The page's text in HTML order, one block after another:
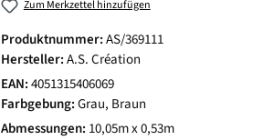
Zum Merkzettel hinzufügen
Produktnummer:AS/369111
Hersteller:A.S. Création
EAN:4051315406069
Farbgebung:Grau, Braun
Abmessungen: 10,05m x 0,53m